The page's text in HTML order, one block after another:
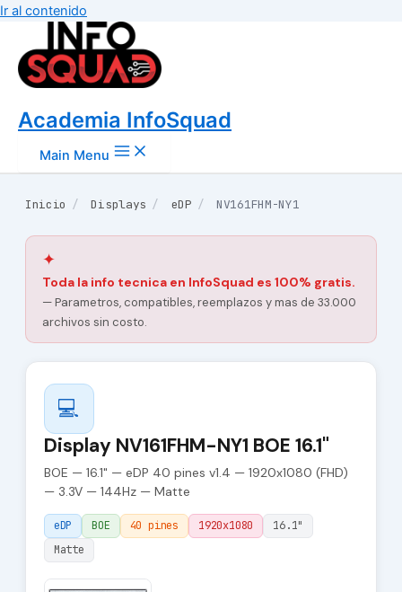
Ir al contenido
Academia InfoSquad
Main Menu
Inicio / Displays / eDP / NV161FHM-NY1
✦
Toda la info tecnica en InfoSquad es 100% gratis.
— Parametros, compatibles, reemplazos y mas de 33.000
archivos sin costo.
💻
Display NV161FHM-NY1 BOE 16.1"
BOE — 16.1" — eDP 40 pines v1.4 — 1920x1080 (FHD)
— 3.3V — 144Hz — Matte
eDP BOE 40 pines 1920x1080
16.1"
Matte